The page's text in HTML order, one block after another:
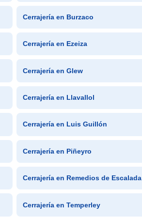
Cerrajería en Burzaco
Cerrajería en Ezeiza
Cerrajería en Glew
Cerrajería en Llavallol
Cerrajería en Luis Guillón
Cerrajería en Piñeyro
Cerrajería en Remedios de Escalada
Cerrajería en Temperley